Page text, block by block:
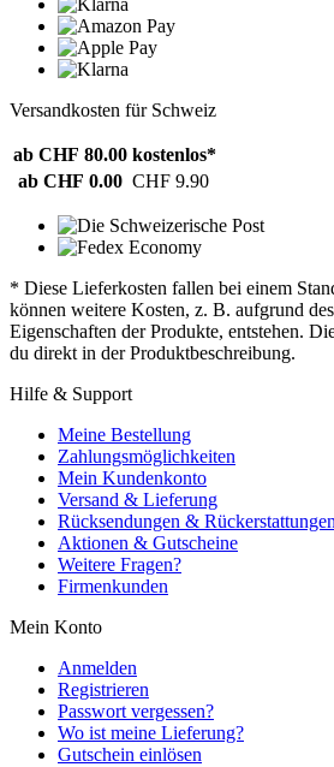
Versandkosten für Schweiz
ab CHF 80.00 kostenlos*
ab CHF 0.00 CHF 9.90
* Diese Lieferkosten fallen bei einem
können weitere Kosten, z. B. aufgrund
Eigenschaften der Produkte, entstehen.
du direkt in der Produktbeschreibung.
Hilfe & Support
Meine Bestellung
Zahlungsmöglichkeiten
Mein Kundenkonto
Versand & Lieferung
Rücksendungen & Rückerstattungen
Aktionen & Gutscheine
Weitere Fragen?
Firmenkunden
Mein Konto
Anmelden
Registrieren
Passwort vergessen?
Wo ist meine Lieferung?
Gutschein einlösen